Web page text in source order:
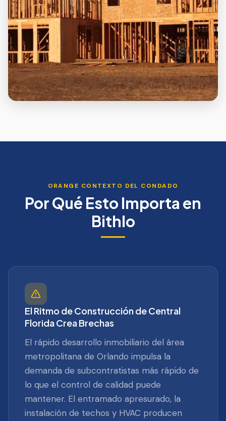
ORANGE CONTEXTO DEL CONDADO
Por Qué Esto Importa en
Bithlo
El Ritmo de Construcción de Central
Florida Crea Brechas
El rápido desarrollo inmobiliario del área
metropolitana de Orlando impulsa la
demanda de subcontratistas más rápido de
lo que el control de calidad puede
mantener. El entramado apresurado, la
instalación de techos y HVAC producen